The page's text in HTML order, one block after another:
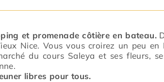
et promenade côtière en bateau.
Nice. Vous vous croirez un peu en
du cours Saleya et ses fleurs,
libres pour tous.